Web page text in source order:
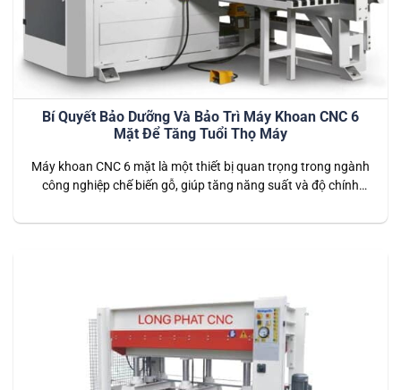
Bí Quyết Bảo Dưỡng Và Bảo Trì Máy Khoan CNC 6
Mặt Để Tăng Tuổi Thọ Máy
Máy khoan CNC 6 mặt là một thiết bị quan trọng trong ngành
công nghiệp chế biến gỗ, giúp tăng năng suất và độ chính
bền bỉ, việc bảo dưỡng và bảo trì định kỳ là điều cần thiết. Bài